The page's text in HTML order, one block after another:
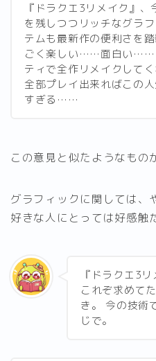
『ドラクエ3リメイク』
を残しつつリッチなグラ
テムも最新作の便利さを
ごく楽しい……面白い……
ティで全作リメイクして
全部プレイ出来ればこの
すぎる……
この意見と似たようなもの
グラフィックに関しては、
好きな人にとっては好感触
『ドラクエ3
これぞ求めて
き。 今の技術
じで。